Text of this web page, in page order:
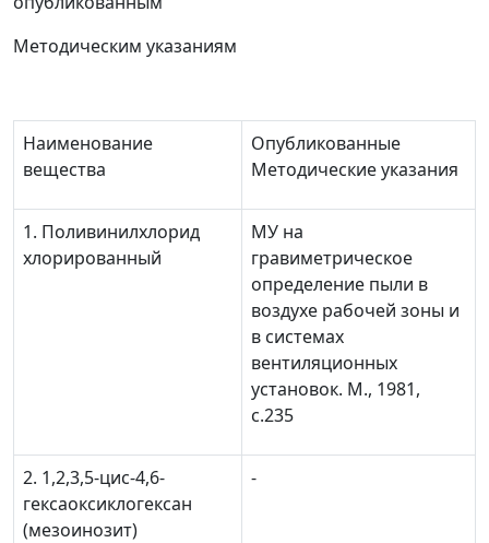
Методическим указаниям
Наименование
вещества
Опубликованные
Методические указания
1. Поливинилхлорид
хлорированный
МУ на
гравиметрическое
определение пыли в
воздухе рабочей зоны и
в системах
вентиляционных
установок. М., 1981,
с.235
2. 1,2,3,5-цис-4,6-
гексаоксиклогексан
(мезоинозит)
-